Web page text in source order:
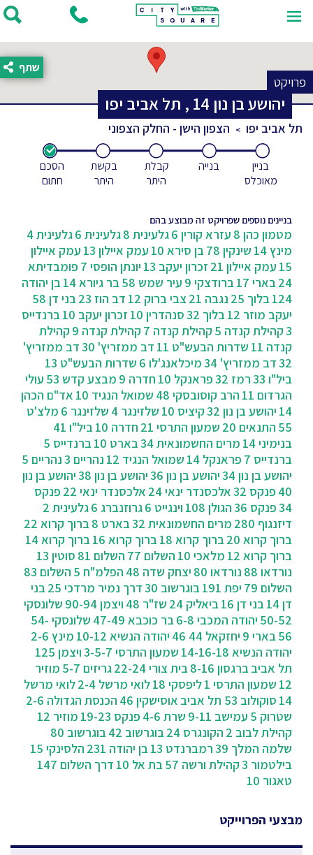
פרויקט
יהושע בן נון 14
, תל אביב יפו
שתף
תל אביב יפו הצפון הישן - החלק הצפוני
בניין
מאוכלס
בנייה
קבלת
היתר
בקשת
היתר
הסכם
חתום
בניינים נוספים שפרויקט זה מבוצע בהם
מטמון כהן 8 עזרא קורין 6 גלעינית 8 גלעינית 6
גלעינית 4
מינץ 14
שינקין 78 בן סירא 10 עמק איילון 13
עמק איילון
15 עמק איילון 21 זכרון יעקב 13 יונתן הופסי 7
פומבדיתא
24בארי 17 ברודצקי 9 עיר שמש 58 בר גיורא 14
בן יהודה
124בלוך 25 נגבה 21 צבי ברוק 12 דב הוז 23
בני דן 58
יעקב מוזר 12
בלוך 32 סנהדרין 10 זכרון יעקב 10
ברנדייס
3קהילת קנדה 5 קהילת קנדה 7 קהילת קנדה 9
קהילת
קנדה 11
שדרות הבעש"ט 11 דב ממזריץ' 30
דב ממזריץ'
32דב ממזריץ' 34 מיכלאנג'לו 6
שדרות הבעש"ט 13
ביל"ו 33
רמז 32 פראנקל 10 חדרה 9 מבצע קדש 53
עולי
הגרדום 11
הרב קוסובסקי 48 שמואל הנגיד 10
אד"ם הכהן
14 יהושע בן נון 32 קיציס 10 שלזינגר 4 שלזינגר 6
מלצ'ט
55 התנאים 20 שמעון התרסי 21 חדרה 10
ביל"ו 41
בנימיני 14
מרים החשמונאית 34 בארט 10
ברנדייס 5
ברנדייס 7
פראנקל 14 שמואל הנגיד 12 נהריים 3
נהריים 5
יהושע בן נון 34
יהושע בן נון 36 יהושע בן נון 38
יהושע בן נון
40 פנקס 32 אלכסנדר ינאי 24 אלכסנדר ינאי 22
פנקס
34פנקס 36 הגולן 108 וינגייט 6 גרוזנברג 6
גלעינית 2
דיזנגוף 280
מרים החשמונאית 32 בארט 8
ברוך קרוא 22
ברוך קרוא 20
ברוך קרוא 18 ברוך קרוא 16
ברוך קרוא 14
ברוך קרוא 12
מלאכי 10 השלום 77 השלום 81
סוטין 13
נורדאו 88
נורדאו 80 יצחק שדה 48 הפלמ"ח 5
השלום 83
השלום 79
יפת 191 בוגרשוב 30 ‫דרך נמיר מרדכי 25
בני
דן 14
בני דן 16 ביאליק 24 שז"ר 48 ויצמן 90-94
שלונסקי
50-52 יהודה המכבי 6-8 בר כוכבא 47-49
שלונסקי 54-
56בארי 9 יחזקאל 44 46 יהודה הנשיא 10-12
מינץ 2-6
יהודה הנשיא 14-16-18
שמעון התרסי 3-5-7
ויצמן 125
תל אביבברגסון 8-16 בית צורי 22-24 גריזים 5-7
מוזיר
12 שמעון התרסי 1 ליפסקי 18 לואי מרשל 2-4
לואי מרשל
14 סוקולוב 53 תל אביב אוסישקין 46
הכנסת הגדולה 2-6
שטרוק 5
עמישב 9-11 שרת 4-6 פנקס 19-23
מוזיר 12
קהילת לבוב 2
הקונגרס 24 בוגרשוב 42
בוגרשוב 80
שלמה המלך 39
רמברנדט 13 בן יהודה 231
הלסינקי 15
בילטמור 3
קהילת ורשה 57 בת אל 10
דרך השלום 147
טאגור 10
מבצעי הפרוייקט